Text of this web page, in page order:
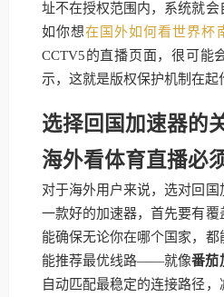
址不在授权范围内，系统就
如你想在国外如何看世界杯
CCTV5的直播页面，很可能
示，这就是版权保护机制在起
选择回国加速器的
海外看体育直播必
对于海外用户来说，选对回国
一款好的加速器，首先要有
能确保无论你在哪个国家，
能推荐最优线路——就像番茄
自动匹配最稳定的连接路径